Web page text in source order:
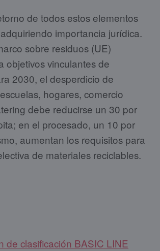
de todos estos elementos
importancia jurídica.
sobre residuos (UE)
objetivos vinculantes de
2030, el desperdicio de
hogares, comercio
debe reducirse un 30 por
en el procesado, un 10 por
aumentan los requisitos para
de materiales reciclables.
de clasificación BASIC LINE